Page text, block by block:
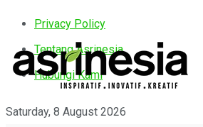
Privacy Policy
Tentang Asrinesia
Hubungi Kami
Saturday, 8 August 2026